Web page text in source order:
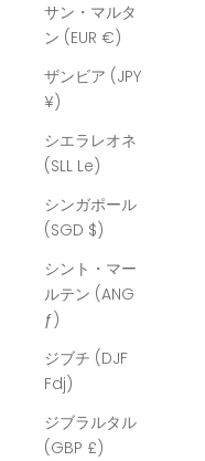
サン・マルタ
ン (EUR €)
ザンビア (JPY
¥)
シエラレオネ
(SLL Le)
シンガポール
(SGD $)
シント・マー
ルテン (ANG
ƒ)
ジブチ (DJF
Fdj)
ジブラルタル
(GBP £)